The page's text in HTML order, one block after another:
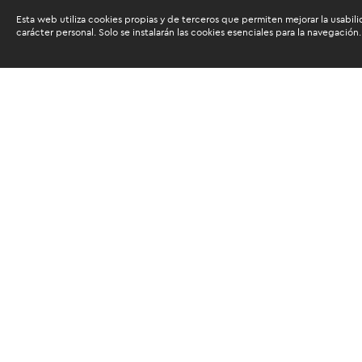
Esta web utiliza cookies propias y de terceros que permiten mejorar la
carácter personal. Solo se instalarán las cookies esenciales para la navegación.